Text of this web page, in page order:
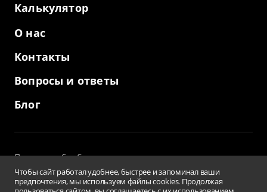
Калькулятор
О нас
Контакты
Вопросы и ответы
Блог
Политика обработки персональных данных
и использование файлов cookies
Пользовательское соглашение
Чтобы сайт работал удобнее, быстрее и запоминал ваши
предпочтения, мы используем файлы cookies. Продолжая